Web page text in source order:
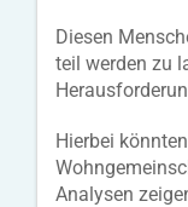
Diesen
teil werden zu
Hierbei
Analysen